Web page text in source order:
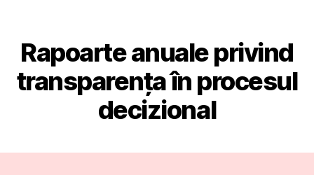
Rapoarte anuale privind
transparența în procesul
decizional